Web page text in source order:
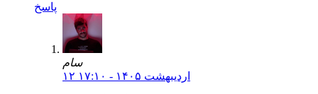
پاسخ
سام
۱۲ اردیبهشت ۱۴۰۵ - ۱۷:۱۰